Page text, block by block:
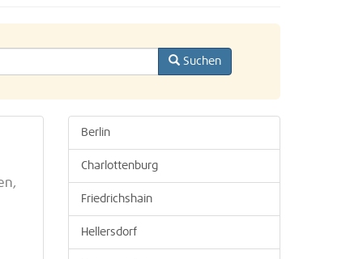
Suchen
Berlin
Charlottenburg
Friedrichshain
Hellersdorf